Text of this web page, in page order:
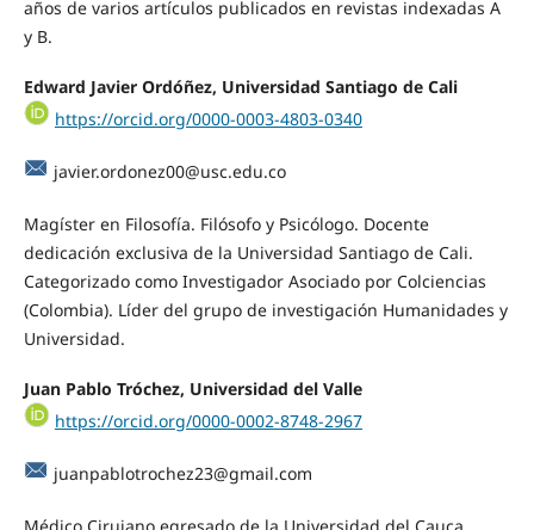
años de varios artículos publicados en revistas indexadas A
y B.
Edward Javier Ordóñez, Universidad Santiago de Cali
https://orcid.org/0000-0003-4803-0340
javier.ordonez00@usc.edu.co
Magíster en Filosofía. Filósofo y Psicólogo. Docente
dedicación exclusiva de la Universidad Santiago de Cali.
Categorizado como Investigador Asociado por Colciencias
(Colombia). Líder del grupo de investigación Humanidades y
Universidad.
Juan Pablo Tróchez, Universidad del Valle
https://orcid.org/0000-0002-8748-2967
juanpablotrochez23@gmail.com
Médico Cirujano egresado de la Universidad del Cauca,